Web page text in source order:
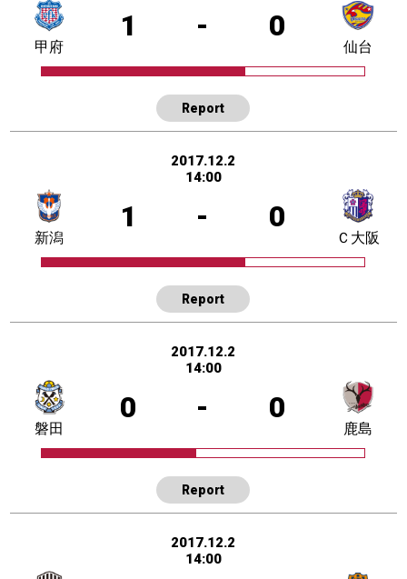
1 - 0
甲府 仙台
Report
2017.12.2
14:00
1 - 0
新潟 Ｃ大阪
Report
2017.12.2
14:00
0 - 0
磐田 鹿島
Report
2017.12.2
14:00